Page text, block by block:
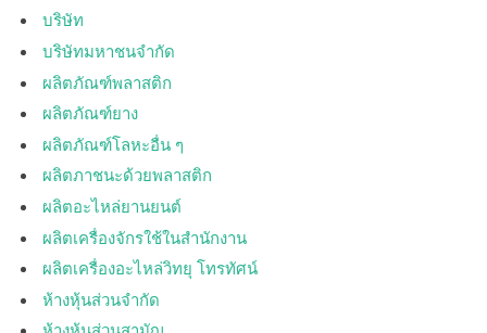
บริษัท
บริษัทมหาชนจำกัด
ผลิตภัณฑ์พลาสติก
ผลิตภัณฑ์ยาง
ผลิตภัณฑ์โลหะอื่น ๆ
ผลิตภาชนะด้วยพลาสติก
ผลิตอะไหล่ยานยนต์
ผลิตเครื่องจักรใช้ในสำนักงาน
ผลิตเครื่องอะไหล่วิทยุ โทรทัศน์
ห้างหุ้นส่วนจำกัด